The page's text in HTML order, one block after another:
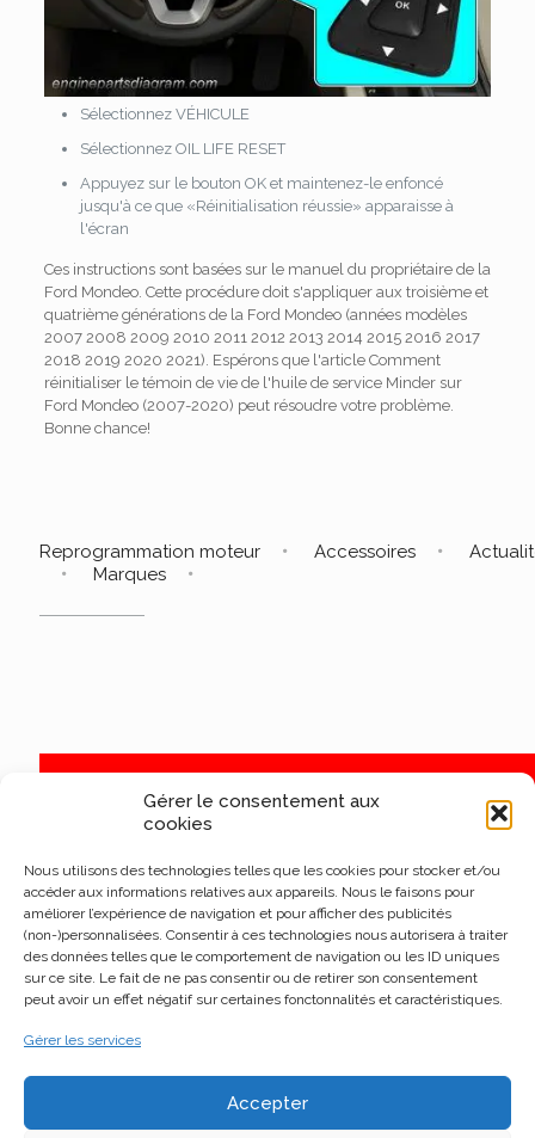
Gérer le consentement aux
cookies
Nous utilisons des technologies telles que les cookies pour stocker et/ou
accéder aux informations relatives aux appareils. Nous le faisons pour
améliorer l’expérience de navigation et pour afficher des publicités
(non-)personnalisées. Consentir à ces technologies nous autorisera à traiter
des données telles que le comportement de navigation ou les ID uniques
sur ce site. Le fait de ne pas consentir ou de retirer son consentement
peut avoir un effet négatif sur certaines fonctonnalités et caractéristiques.
Gérer les services
Accepter
Sélectionnez VÉHICULE
Sélectionnez OIL LIFE RESET
Appuyez sur le bouton OK et maintenez-le enfoncé
jusqu'à ce que «Réinitialisation réussie» apparaisse à
l'écran
Ces instructions sont basées sur le manuel du propriétaire de la
Ford Mondeo. Cette procédure doit s'appliquer aux troisième et
quatrième générations de la Ford Mondeo (années modèles
2007 2008 2009 2010 2011 2012 2013 2014 2015 2016 2017
2018 2019 2020 2021). Espérons que l'article Comment
réinitialiser le témoin de vie de l'huile de service Minder sur
Ford Mondeo (2007-2020) peut résoudre votre problème.
Bonne chance!
Reprogrammation moteur Accessoires
Marques